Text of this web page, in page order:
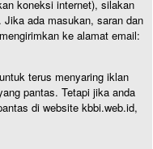
koneksi internet), silakan
. Jika ada masukan, saran dan
ke alamat email:
terus menyaring iklan
pantas. Tetapi jika anda
di website kbbi.web.id,